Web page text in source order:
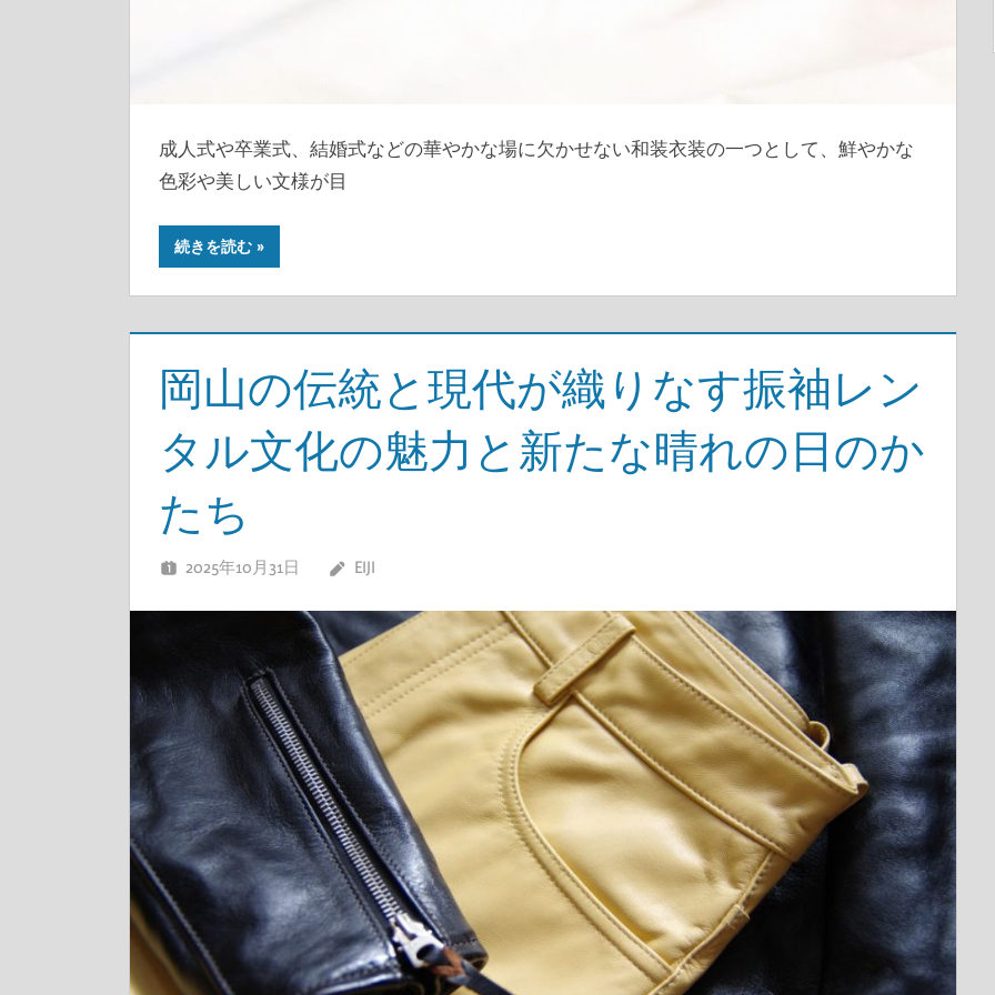
成人式や卒業式、結婚式などの華やかな場に欠かせない和装衣装の一つとして、鮮やかな
色彩や美しい文様が目
続きを読む
岡山の伝統と現代が織りなす振袖レン
タル文化の魅力と新たな晴れの日のか
たち
2025年10月31日 EIJI